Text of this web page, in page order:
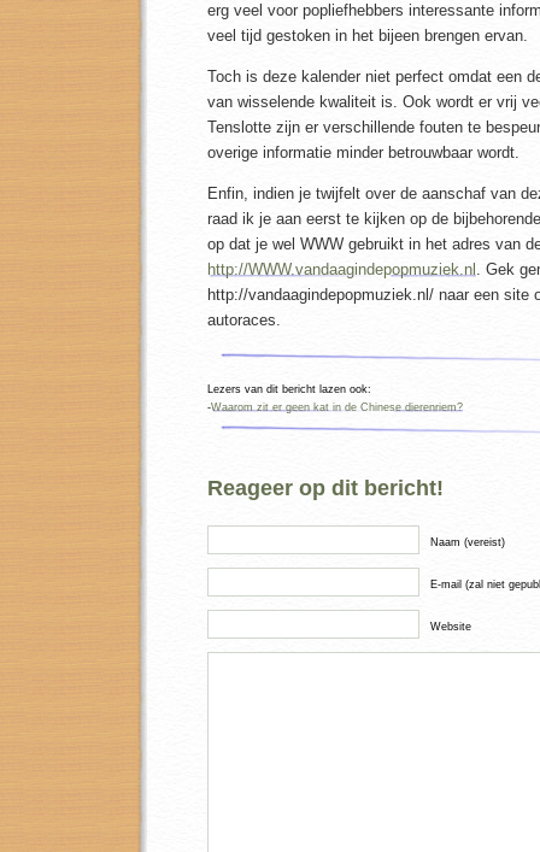
erg veel voor popliefhebbers interessante
veel tijd gestoken in het bijeen brengen ervan.
Toch is deze kalender niet perfect omdat een
van wisselende kwaliteit is. Ook wordt er vrij
Tenslotte zijn er verschillende fouten te
overige informatie minder betrouwbaar wordt.
Enfin, indien je twijfelt over de aanschaf van
raad ik je aan eerst te kijken op de
op dat je wel WWW gebruikt in het adres van
http://WWW.vandaagindepopmuziek.nl . Gek
http://vandaagindepopmuziek.nl/ naar een site
autoraces.
Lezers van dit bericht lazen ook:
-Waarom zit er geen kat in de Chinese dierenriem?
Reageer op dit bericht!
Naam (vereist)
E-mail (zal niet
Website